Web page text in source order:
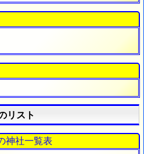
リスト
神社一覧表